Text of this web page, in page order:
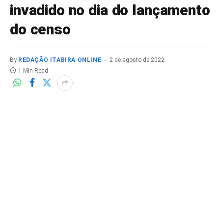
invadido no dia do lançamento
do censo
By REDAÇÃO ITABIRA ONLINE
2 de agosto de 2022
1 Min Read